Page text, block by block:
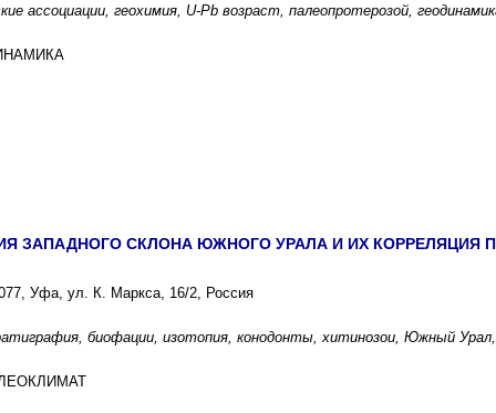
ассоциации, геохимия, U-Pb возраст, палеопротерозой,
ЗАПАДНОГО СКЛОНА ЮЖНОГО УРАЛА И ИХ КОРРЕЛЯЦИЯ
Уфа, ул. К. Маркса, 16/2, Россия
биофации, изотопия, конодонты, хитинозои, Южный Урал,